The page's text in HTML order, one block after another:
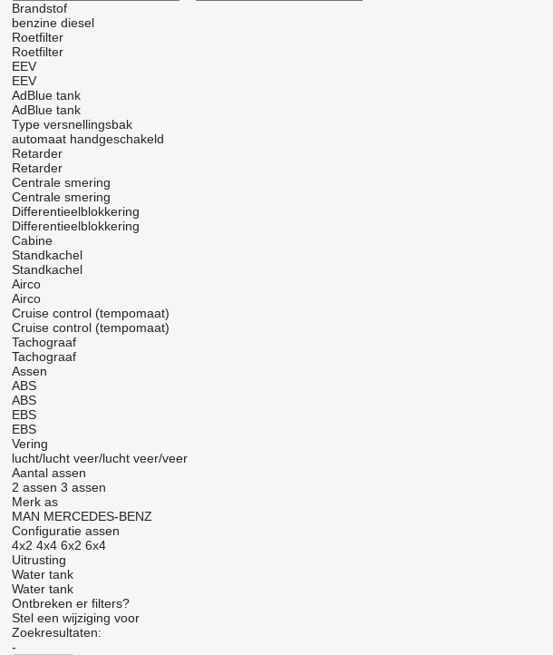
Brandstof
benzine diesel
Roetfilter
Roetfilter
EEV
EEV
AdBlue tank
AdBlue tank
Type versnellingsbak
automaat handgeschakeld
Retarder
Retarder
Centrale smering
Centrale smering
Differentieelblokkering
Differentieelblokkering
Cabine
Standkachel
Standkachel
Airco
Airco
Cruise control (tempomaat)
Cruise control (tempomaat)
Tachograaf
Tachograaf
Assen
ABS
ABS
EBS
EBS
Vering
lucht/lucht veer/lucht veer/veer
Aantal assen
2 assen 3 assen
Merk as
MAN MERCEDES-BENZ
Configuratie assen
4x2 4x4 6x2 6x4
Uitrusting
Water tank
Water tank
Ontbreken er filters?
Stel een wijziging voor
Zoekresultaten:
-